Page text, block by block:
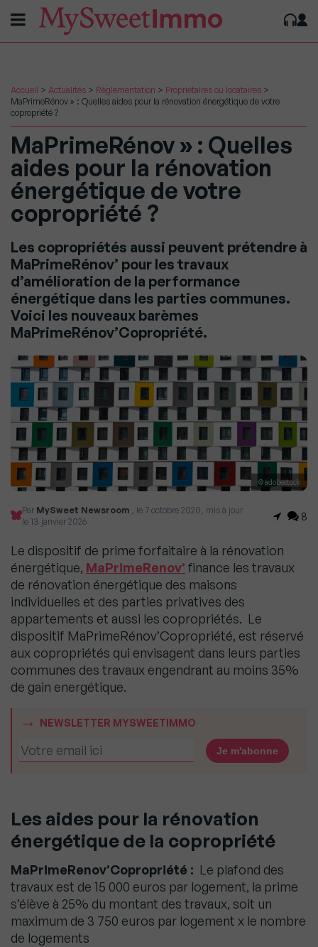
Accueil > Actualités > Règlementation > Propriétaires ou locataires >
MaPrimeRénov » : Quelles aides pour la rénovation énergétique de votre
copropriété ?
MaPrimeRénov » : Quelles
aides pour la rénovation
énergétique de votre
copropriété ?
Les copropriétés aussi peuvent prétendre à
MaPrimeRénov’ pour les travaux
d’amélioration de la performance
énergétique dans les parties communes.
Voici les nouveaux barèmes
MaPrimeRénov’Copropriété.
© adobestock
Par MySweet Newsroom , le 7 octobre 2020, mis à jour
le 13 janvier 2026
8
Le dispositif de prime forfaitaire à la rénovation
énergétique, MaPrimeRenov’ finance les travaux
de rénovation énergétique des maisons
individuelles et des parties privatives des
appartements et aussi les copropriétés. Le
dispositif MaPrimeRénov’Copropriété, est réservé
aux copropriétés qui envisagent dans leurs parties
communes des travaux engendrant au moins 35%
de gain energétique.
NEWSLETTER MYSWEETIMMO
Les aides pour la rénovation
énergétique de la copropriété
MaPrimeRenov’Copropriété : Le plafond des
travaux est de 15 000 euros par logement, la prime
s’élève à 25% du montant des travaux, soit un
maximum de 3 750 euros par logement x le nombre
de logements